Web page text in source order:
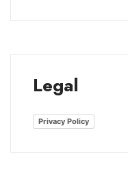
Legal
Privacy Policy